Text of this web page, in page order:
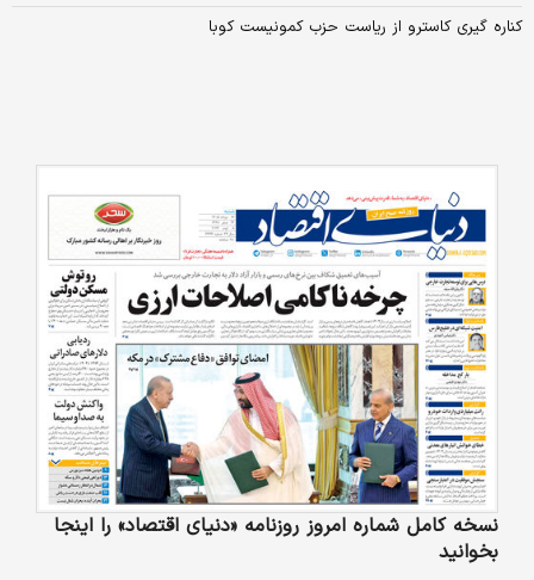
کناره گیری کاسترو از ریاست حزب کمونیست کوبا
نسخه کامل شماره امروز روزنامه «دنیای‌ اقتصاد» را اینجا
بخوانید